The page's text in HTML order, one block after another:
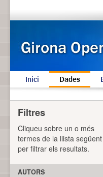
Inici Dades
Filtres
Cliqueu sobre un o més
termes de la llista següent
per filtrar els resultats.
AUTORS